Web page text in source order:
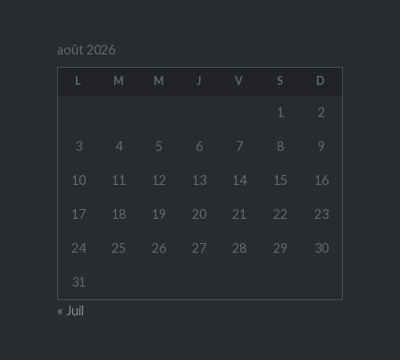
août 2026
L M M J V S D
1 2
3 4 5 6 7 8 9
10 11 12 13 14 15 16
17 18 19 20 21 22 23
24 25 26 27 28 29 30
31
« Juil